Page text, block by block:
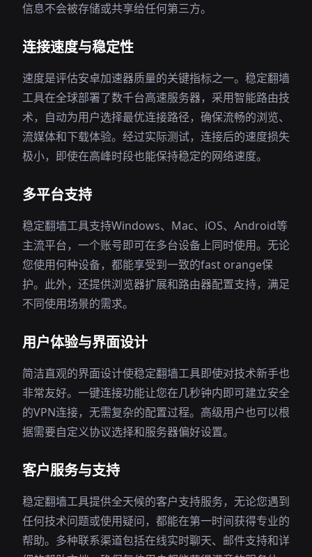
信息不会被存储或共享给任何第三方。
连接速度与稳定性
速度是评估安卓加速器质量的关键指标之一。稳定翻墙
工具在全球部署了数千台高速服务器，采用智能路由技
术，自动为用户选择最优连接路径，确保流畅的浏览、
流媒体和下载体验。经过实际测试，连接后的速度损失
极小，即使在高峰时段也能保持稳定的网络速度。
多平台支持
稳定翻墙工具支持Windows、Mac、iOS、Android等
主流平台，一个账号即可在多台设备上同时使用。无论
您使用何种设备，都能享受到一致的fast orange保
护。此外，还提供浏览器扩展和路由器配置支持，满足
不同使用场景的需求。
用户体验与界面设计
简洁直观的界面设计使稳定翻墙工具即使对技术新手也
非常友好。一键连接功能让您在几秒钟内即可建立安全
的VPN连接，无需复杂的配置过程。高级用户也可以根
据需要自定义协议选择和服务器偏好设置。
客户服务与支持
稳定翻墙工具提供全天候的客户支持服务，无论您遇到
任何技术问题或使用疑问，都能在第一时间获得专业的
帮助。多种联系渠道包括在线实时聊天、邮件支持和详